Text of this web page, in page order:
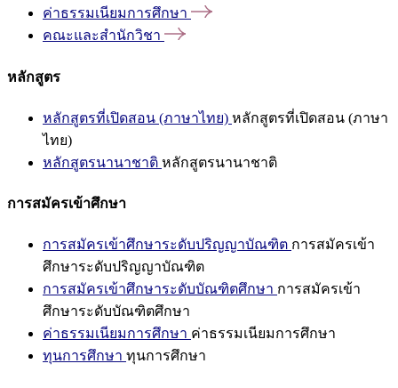
ค่าธรรมเนียมการศึกษา
คณะและสำนักวิชา
หลักสูตร
หลักสูตรที่เปิดสอน (ภาษาไทย) หลักสูตรที่เปิดสอน (ภาษา
ไทย)
หลักสูตรนานาชาติ หลักสูตรนานาชาติ
การสมัครเข้าศึกษา
การสมัครเข้าศึกษาระดับปริญญาบัณฑิต การสมัครเข้า
ศึกษาระดับปริญญาบัณฑิต
การสมัครเข้าศึกษาระดับบัณฑิตศึกษา การสมัครเข้า
ศึกษาระดับบัณฑิตศึกษา
ค่าธรรมเนียมการศึกษา ค่าธรรมเนียมการศึกษา
ทุนการศึกษา ทุนการศึกษา